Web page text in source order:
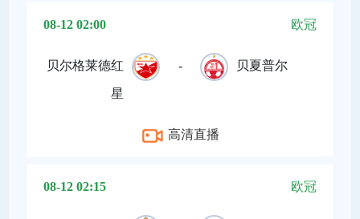
08-12 02:00 欧冠
贝尔格莱德红
星
- 贝夏普尔
高清直播
08-12 02:15 欧冠